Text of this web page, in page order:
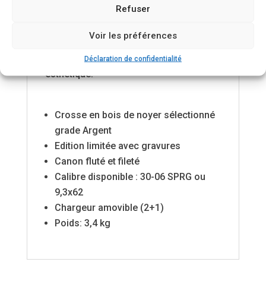
Refuser
Voir les préférences
Déclaration de confidentialité
tir, nous avons amélioré 5 points sur
standardisation des canons, un armeur
manuel plus ergonomique, une nouvelle
esthétique.
Crosse en bois de noyer sélectionné
grade Argent
Edition limitée avec gravures
Canon fluté et fileté
Calibre disponible : 30-06 SPRG ou
9,3x62
Chargeur amovible (2+1)
Poids: 3,4 kg